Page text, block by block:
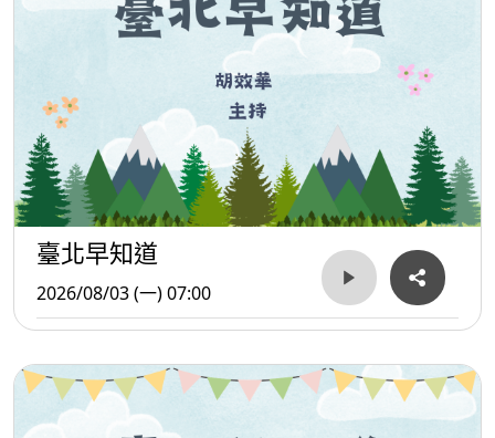
臺北早知道
2026/08/03 (一) 07:00